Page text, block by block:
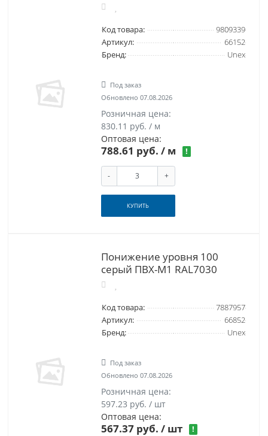
Код товара:
9809339
Артикул:
66152
Бренд:
Unex
Под заказ
Обновлено 07.08.2026
Розничная цена:
830.11 руб. / м
Оптовая цена:
788.61 руб. / м !
- +
КУПИТЬ
Понижение уровня 100
серый ПВХ-М1 RAL7030
Код товара:
7887957
Артикул:
66852
Бренд:
Unex
Под заказ
Обновлено 07.08.2026
Розничная цена:
597.23 руб. / шт
Оптовая цена:
567.37 руб. / шт !